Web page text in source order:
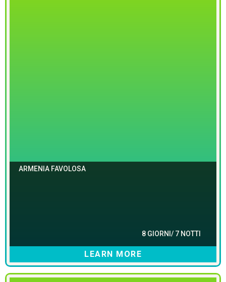
ARMENIA FAVOLOSA
8 GIORNI/ 7 NOTTI
LEARN MORE